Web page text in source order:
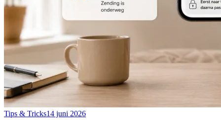
Tips & Tricks14 juni 2026